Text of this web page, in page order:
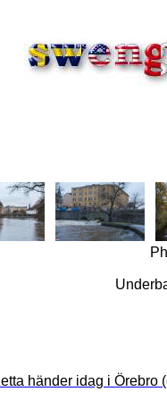
händer idag i Örebro